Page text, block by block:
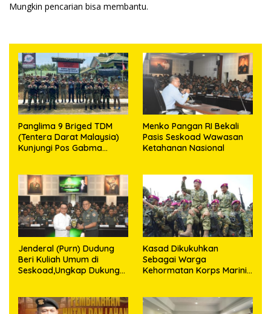
Mungkin pencarian bisa membantu.
Panglima 9 Briged TDM
(Tentera Darat Malaysia)
Kunjungi Pos Gabma
TDM
Menko Pangan RI Bekali
Pasis Seskoad Wawasan
Ketahanan Nasional
Jenderal (Purn) Dudung
Beri Kuliah Umum di
Seskoad,Ungkap Dukung
Kasad Dikukuhkan
Sebagai Warga
Kehormatan Korps Marinir